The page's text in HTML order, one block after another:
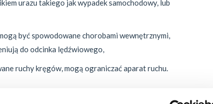
urazu takiego jak wypadek samochodowy, lub
być spowodowane chorobami wewnętrznymi,
do odcinka lędźwiowego,
ruchy kręgów, mogą ograniczać aparat ruchu.
w odcinku lędźwiowym kręgosłupa jest